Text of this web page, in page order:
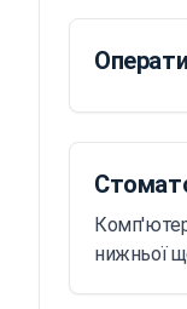
нижньої